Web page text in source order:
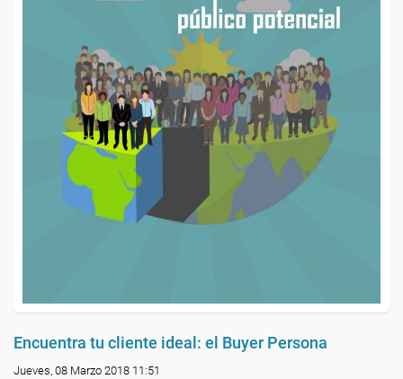
Encuentra tu cliente ideal: el Buyer Persona
Jueves, 08 Marzo 2018 11:51